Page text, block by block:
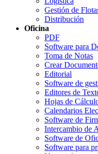
Gestión de
Distribución
Oficina
PDF
Software para
Toma de Notas
Crear
Editorial
Software de
Editores de
Hojas de
Calendarios
Software de
Intercambio de
Software de
Software para